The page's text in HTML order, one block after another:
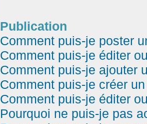
Publication
Comment puis-je poster
Comment puis-je éditer
Comment puis-je ajouter
Comment puis-je créer
Comment puis-je éditer
Pourquoi ne puis-je pas